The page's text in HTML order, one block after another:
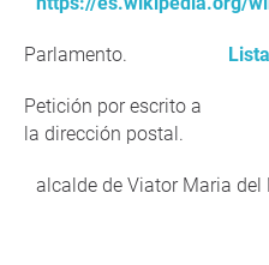
Parlamento.
Petición por escrito a
la dirección postal.
alcalde de Viator Maria del